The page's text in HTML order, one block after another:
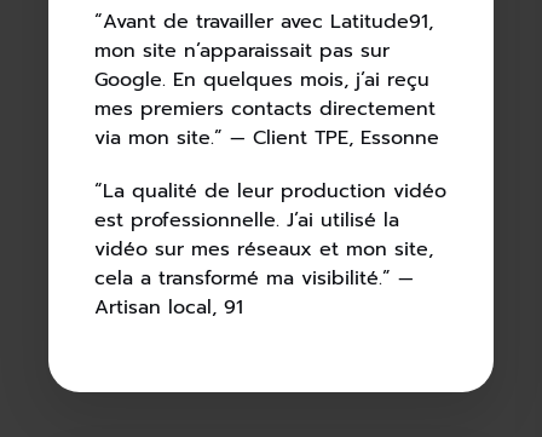
“Avant de travailler avec Latitude91,
mon site n’apparaissait pas sur
Google. En quelques mois, j’ai reçu
mes premiers contacts directement
via mon site.” — Client TPE, Essonne
“La qualité de leur production vidéo
est professionnelle. J’ai utilisé la
vidéo sur mes réseaux et mon site,
cela a transformé ma visibilité.” —
Artisan local, 91